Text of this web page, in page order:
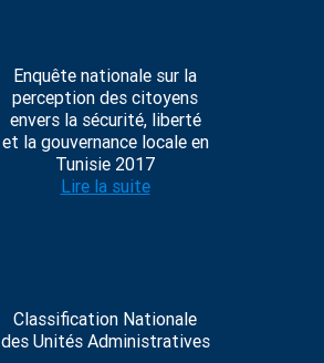
Enquête nationale sur la
perception des citoyens
envers la sécurité, liberté
et la gouvernance locale en
Tunisie 2017
Lire la suite
Classification Nationale
des Unités Administratives